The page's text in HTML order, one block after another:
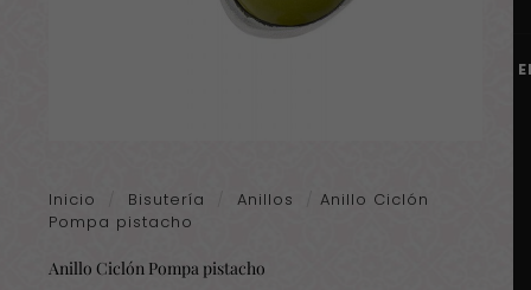
Inicio Bisutería Anillos
Anillo Ciclón
Pompa pistacho
Anillo Ciclón Pompa pistacho